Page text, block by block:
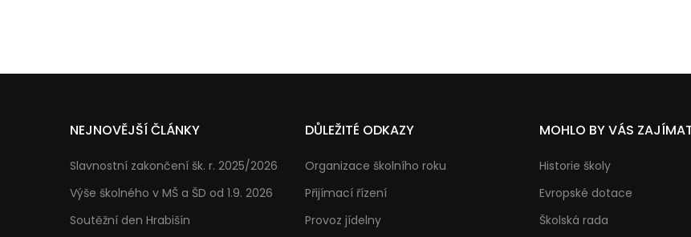
NEJNOVĚJŠÍ ČLÁNKY
Slavnostní zakončení šk. r. 2025/2026
Výše školného v MŠ a ŠD od 1.9. 2026
Soutěžní den Hrabišín
DŮLEŽITÉ ODKAZY
Organizace školního roku
Přijímací řízení
Provoz jídelny
MOHLO BY VÁS
Historie školy
Evropské dotace
Školská rada